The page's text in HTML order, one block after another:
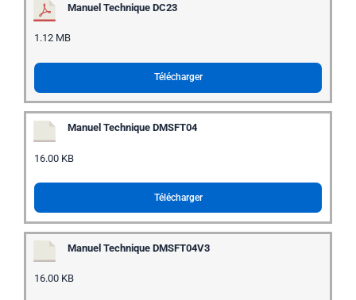
Manuel Technique DC23
1.12 MB
Télécharger
Manuel Technique DMSFT04
16.00 KB
Télécharger
Manuel Technique DMSFT04V3
16.00 KB